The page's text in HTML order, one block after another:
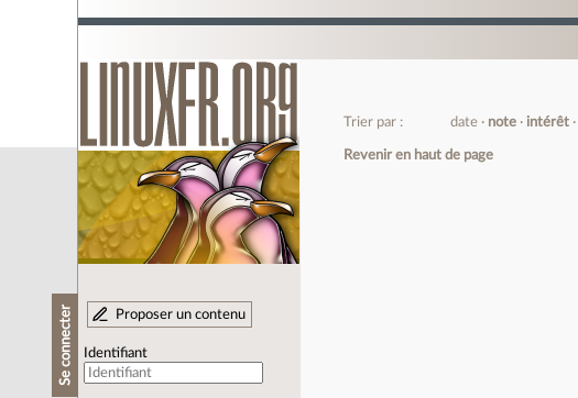
Se connecter Proposer un contenu
Identifiant
Trier par : date note intérêt
Revenir en haut de page